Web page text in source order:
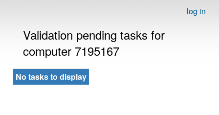
log in
Validation pending tasks for
computer 7195167
No tasks to display